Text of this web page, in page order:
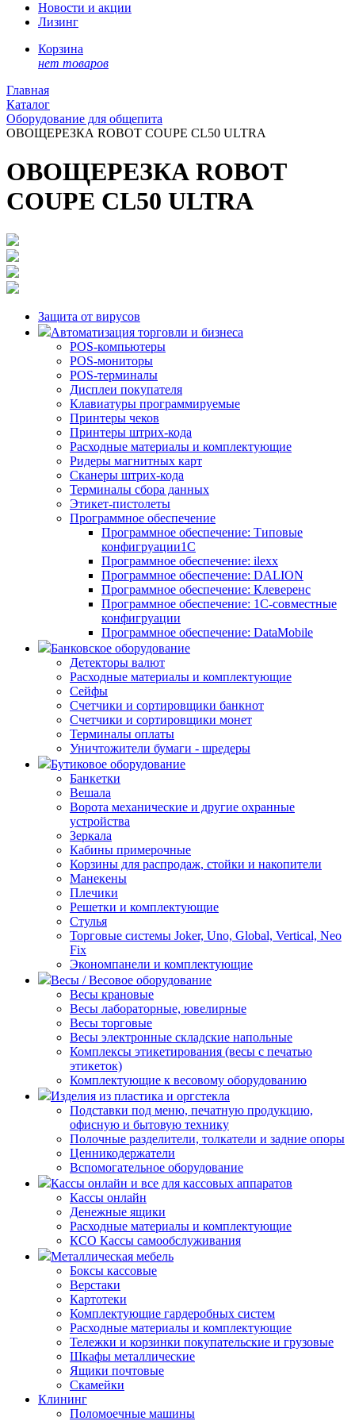
Новости и акции
Лизинг
Корзина
нет товаров
Главная
Каталог
Оборудование для общепита
ОВОЩЕРЕЗКА ROBOT COUPE CL50 ULTRA
ОВОЩЕРЕЗКА ROBOT
COUPE CL50 ULTRA
Защита от вирусов
Автоматизация торговли и бизнеса
POS-компьютеры
POS-мониторы
POS-терминалы
Дисплеи покупателя
Клавиатуры программируемые
Принтеры чеков
Принтеры штрих-кода
Расходные материалы и комплектующие
Ридеры магнитных карт
Сканеры штрих-кода
Терминалы сбора данных
Этикет-пистолеты
Программное обеспечение
Программное обеспечение: Типовые
конфигруации1С
Программное обеспечение: ilexx
Программное обеспечение: DALION
Программное обеспечение: Клеверенс
Программное обеспечение: 1С-совместные
конфигруации
Программное обеспечение: DataMobile
Банковское оборудование
Детекторы валют
Расходные материалы и комплектующие
Сейфы
Счетчики и сортировщики банкнот
Счетчики и сортировщики монет
Терминалы оплаты
Уничтожители бумаги - шредеры
Бутиковое оборудование
Банкетки
Вешала
Ворота механические и другие охранные
устройства
Зеркала
Кабины примерочные
Корзины для распродаж, стойки и накопители
Манекены
Плечики
Решетки и комплектующие
Стулья
Торговые системы Joker, Uno, Global, Vertical, Neo
Fix
Экономпанели и комплектующие
Весы / Весовое оборудование
Весы крановые
Весы лабораторные, ювелирные
Весы торговые
Весы электронные складские напольные
Комплексы этикетирования (весы с печатью
этикеток)
Комплектующие к весовому оборудованию
Изделия из пластика и оргстекла
Подставки под меню, печатную продукцию,
офисную и бытовую технику
Полочные разделители, толкатели и задние опоры
Ценникодержатели
Вспомогательное оборудование
Кассы онлайн и все для кассовых аппаратов
Кассы онлайн
Денежные ящики
Расходные материалы и комплектующие
КСО Кассы самообслуживания
Металлическая мебель
Боксы кассовые
Верстаки
Картотеки
Комплектующие гардеробных систем
Расходные материалы и комплектующие
Тележки и корзинки покупательские и грузовые
Шкафы металлические
Ящики почтовые
Скамейки
Клининг
Поломоечные машины